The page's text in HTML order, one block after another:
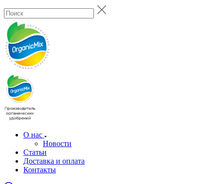
О нас
Новости
Статьи
Доставка и оплата
Контакты